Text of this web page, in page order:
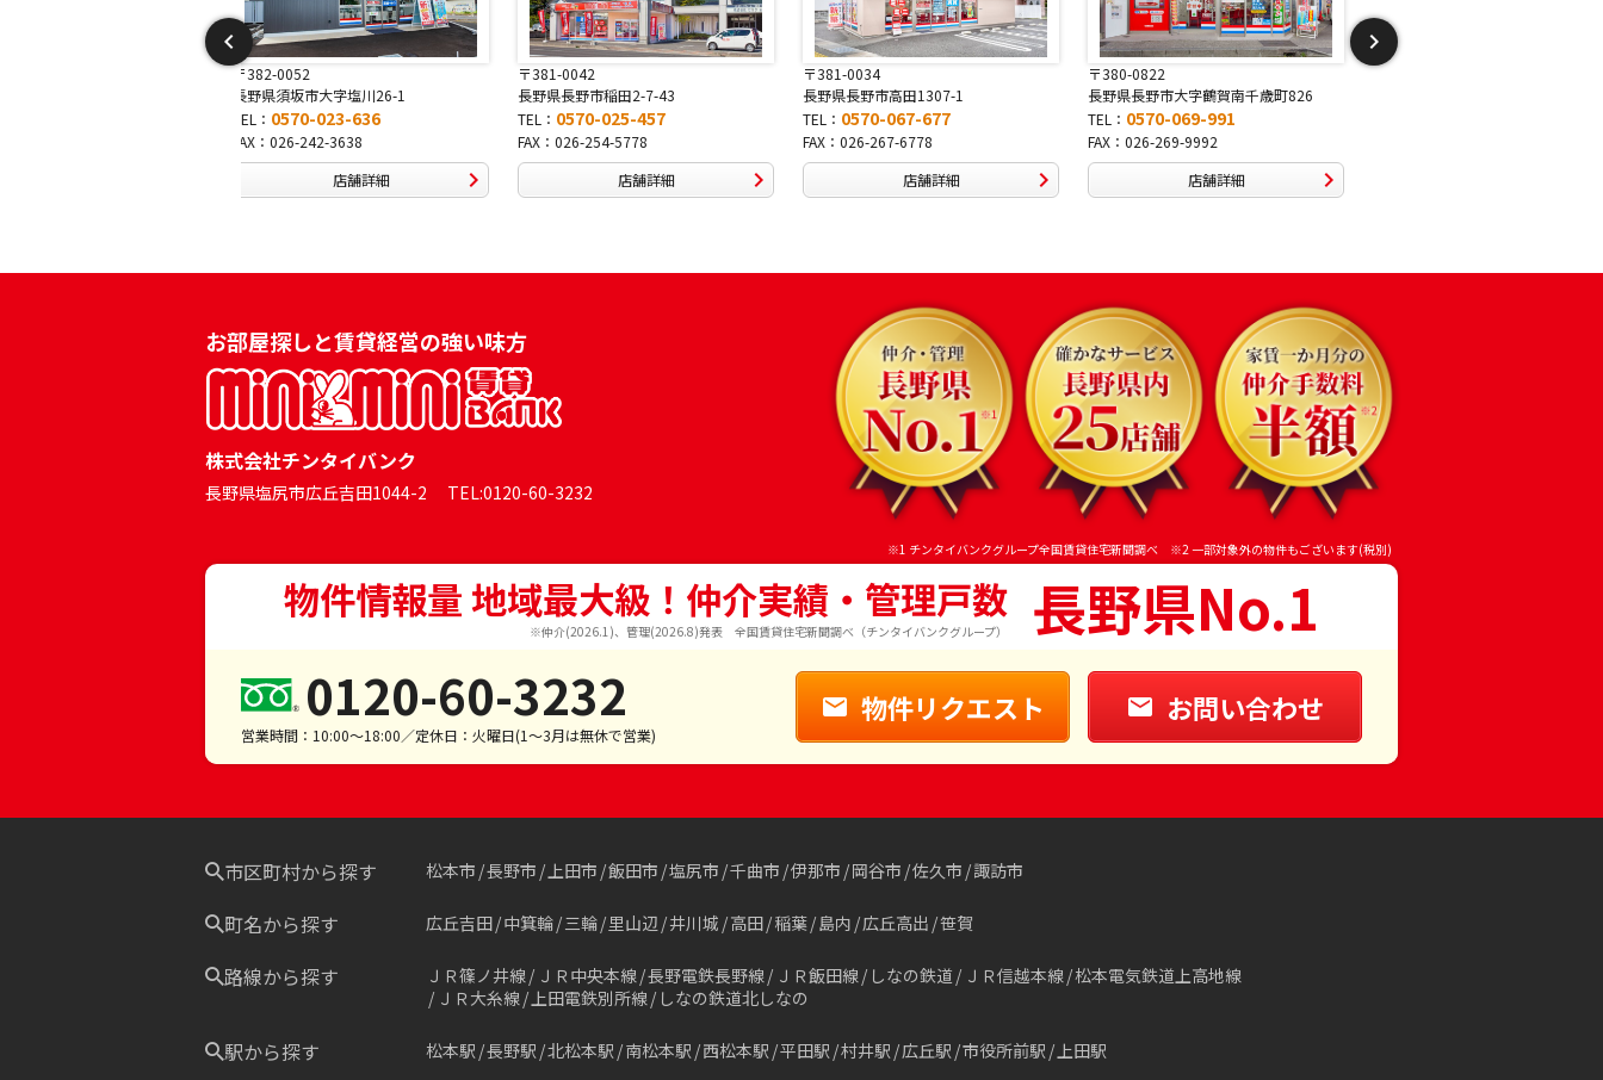
〒381-0042
長野県長野市稲田2-7-43
TEL：0570-025-457
FAX：026-254-5778
店舗詳細
〒381-0034
長野県長野市高田1307-1
TEL：0570-067-677
FAX：026-267-6778
店舗詳細
〒380-0822
長野県長野市大字鶴賀南千歳町826
TEL：0570-069-991
FAX：026-269-9992
店舗詳細
〒381-2243
長野県長野市稲里1-5-25
TEL：0570-067-878
FAX：026-286-7888
店舗詳細
お部屋探しと賃貸経営の強い味方
株式会社チンタイバンク
長野県塩尻市広丘吉田1044-2 TEL:0120-60-3232
※1 チンタイバンクグループ全国賃貸住宅新聞調べ ※2 一部対象外の物件もございます(税別)
物件情報量 地域最大級！仲介実績・管理戸数
※仲介(2026.1)、管理(2026.8)発表 全国賃貸住宅新聞調べ（チンタイバンクグループ） 長野県No.1
0120-60-3232
営業時間：10:00～18:00／定休日：火曜日(1～3月は無休で営業)
物件リクエスト お問い合わせ
市区町村から探す 松本市 長野市 上田市 飯田市 塩尻市 千曲市 伊那市 岡谷市 佐久市 諏訪市
町名から探す 広丘吉田 中箕輪 三輪 里山辺 井川城 高田 稲葉 島内 広丘高出 笹賀
路線から探す ＪＲ篠ノ井線 ＪＲ中央本線 長野電鉄長野線 ＪＲ飯田線 しなの鉄道 ＪＲ信越本線 松本電気鉄道上高地線
ＪＲ大糸線 上田電鉄別所線 しなの鉄道北しなの
駅から探す 松本駅 長野駅 北松本駅 南松本駅 西松本駅 平田駅 村井駅 広丘駅 市役所前駅 上田駅